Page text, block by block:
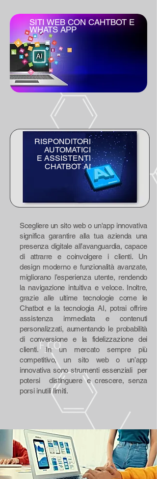
SITI WEB CON CAHTBOT E
WHATS APP
RISPONDITORI
AUTOMATICI
E ASSISTENTI
CHATBOT AI
Scegliere un sito web o un'app innovativa
significa garantire alla tua azienda una
presenza digitale all’avanguardia, capace
di attrarre e coinvolgere i clienti. Un
design moderno e funzionalità avanzate,
migliorano l’esperienza utente, rendendo
la navigazione intuitiva e veloce. Inoltre,
grazie alle ultime tecnologie come le
Chatbot e la tecnologia AI, potrai offrire
assistenza immediata e contenuti
personalizzati, aumentando le probabilità
di conversione e la fidelizzazione dei
clienti. In un mercato sempre più
competitivo, un sito web o un’app
innovativa sono strumenti essenziali per
potersi distinguere e crescere, senza
porsi inutili limiti.